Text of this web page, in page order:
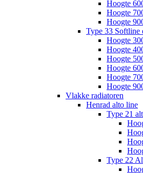
Hoogte
Hoogte
Hoogte
Type 33 Softline
Hoogte
Hoogte
Hoogte
Hoogte
Hoogte
Hoogte
Vlakke radiatoren
Henrad alto line
Type 21
Type 22